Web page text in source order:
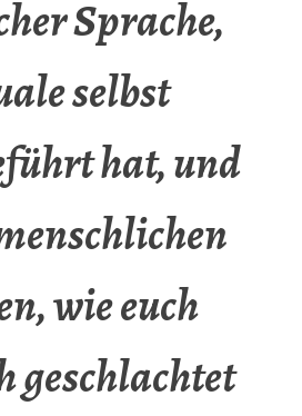
Sprache,
selbst
hat, und
wie euch
geschlachtet